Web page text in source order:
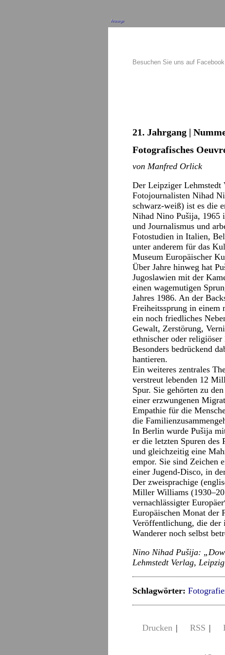
Anzeige
Besuchen Sie uns auf Facebook
21. Jahrgang |
Fotografisches
von Manfred Orlick
Der Leipziger Lehmstedt
Fotojournalisten Nihad
schwarz-weiß) ist es die
Nihad Nino Pušija, 1965
und Journalismus und
Fotostudien in Italien,
unter anderem für das
Museum Europäischer
Über Jahre hinweg hat
Jugoslawien mit der
einen wagemutigen
Jahres 1986. An der
Freiheitssprung in einem
ein noch friedliches
Gewalt, Zerstörung,
ethnischer oder
Besonders bedrückend
hantieren.
Ein weiteres zentrales
verstreut lebenden 12
Spur. Sie gehörten zu
einer erzwungenen
Empathie für die
die
In Berlin wurde Pušija
er die letzten Spuren des
und gleichzeitig eine
empor. Sie sind Zeichen
einer Jugend-Disco, in
Der zweisprachige
Miller Williams
vernachlässigter
Europäischen Monat der
Veröffentlichung, die der
Wanderer noch selbst
Nino Nihad Pušija:
Lehmstedt Verlag,
Schlagwörter:
Drucken | RSS |